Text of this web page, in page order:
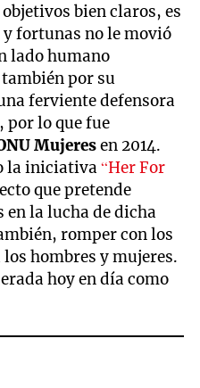
bien claros, es
fortunas no le movió
lado humano
por su
ferviente defensora
por lo que fue
Mujeresen 2014.
la iniciativa“Her For
que pretende
la lucha de dicha
romper con los
hombres y mujeres.
hoy en día como